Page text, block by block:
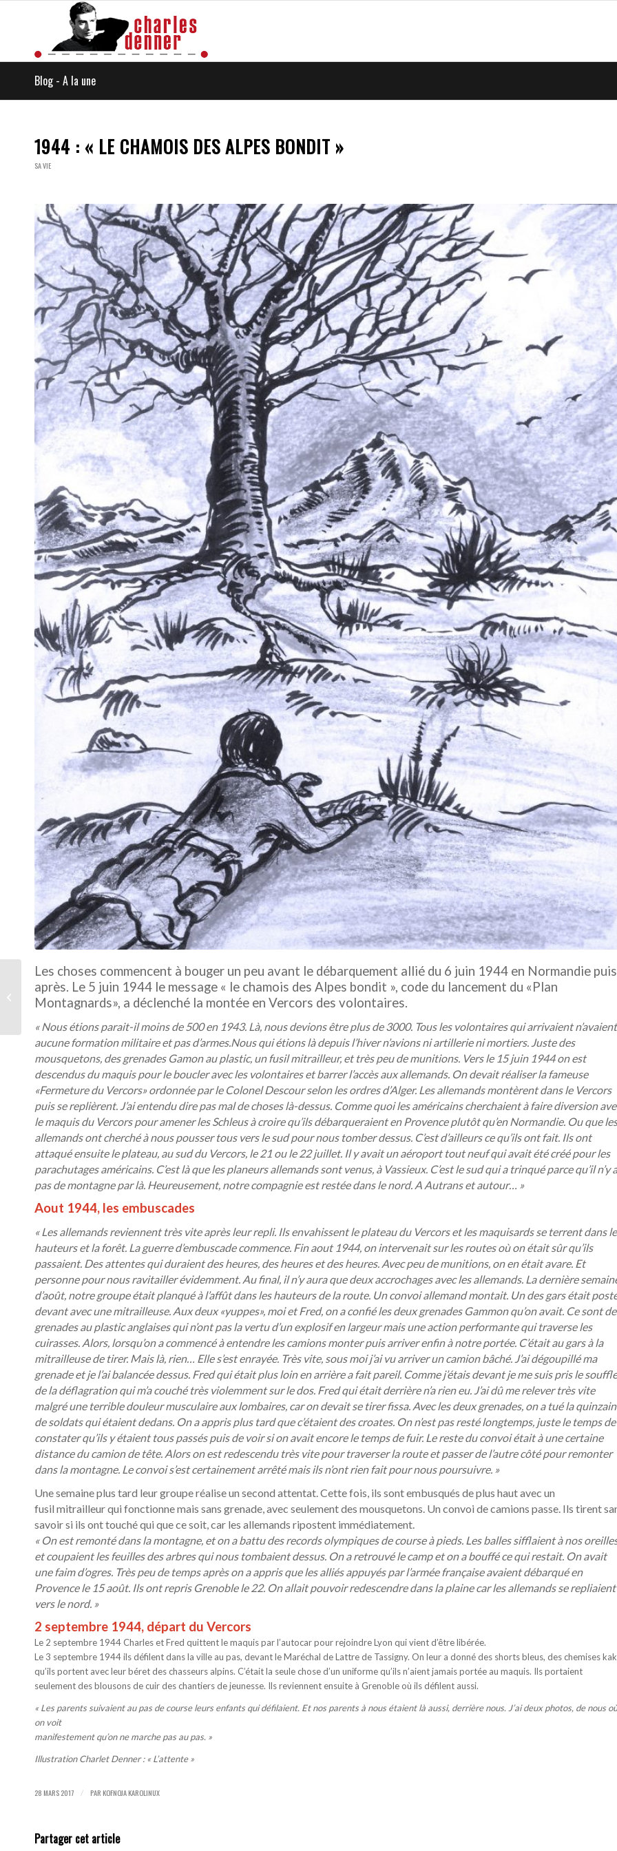
Blog - A la une
1944 : « LE CHAMOIS DES ALPES BONDIT »
SA VIE
Les choses commencent à bouger un peu avant le débarquement allié du 6 juin 1944 en Normandie puis
après. Le 5 juin 1944 le message « le chamois des Alpes bondit », code du lancement du «Plan
Montagnards», a déclenché la montée en Vercors des volontaires.
« Nous étions parait-il moins de 500 en 1943. Là, nous devions être plus de 3000. Tous les volontaires qui arrivaient n’avaient
aucune formation militaire et pas d’armes.Nous qui étions là depuis l’hiver n’avions ni artillerie ni mortiers. Juste des
mousquetons, des grenades Gamon au plastic, un fusil mitrailleur, et très peu de munitions. Vers le 15 juin 1944 on est
descendus du maquis pour le boucler avec les volontaires et barrer l’accès aux allemands. On devait réaliser la fameuse
«Fermeture du Vercors» ordonnée par le Colonel Descour selon les ordres d’Alger. Les allemands montèrent dans le Vercors
puis se replièrent. J’ai entendu dire pas mal de choses là-dessus. Comme quoi les américains cherchaient à faire diversion
le maquis du Vercors pour amener les Schleus à croire qu’ils débarqueraient en Provence plutôt qu’en Normandie. Ou que les
allemands ont cherché à nous pousser tous vers le sud pour nous tomber dessus. C’est d’ailleurs ce qu’ils ont fait. Ils ont
attaqué ensuite le plateau, au sud du Vercors, le 21 ou le 22 juillet. Il y avait un aéroport tout neuf qui avait été créé pour les
parachutages américains. C’est là que les planeurs allemands sont venus, à Vassieux. C’est le sud qui a trinqué parce qu’il n’y a
pas de montagne par là. Heureusement, notre compagnie est restée dans le nord. A Autrans et autour… »
Aout 1944, les embuscades
« Les allemands reviennent très vite après leur repli. Ils envahissent le plateau du Vercors et les maquisards se terrent dans
hauteurs et la forêt. La guerre d’embuscade commence. Fin aout 1944, on intervenait sur les routes où on était sûr qu’ils
passaient. Des attentes qui duraient des heures, des heures et des heures. Avec peu de munitions, on en était avare. Et
personne pour nous ravitailler évidemment. Au final, il n’y aura que deux accrochages avec les allemands. La dernière
d’août, notre groupe était planqué à l’affût dans les hauteurs de la route. Un convoi allemand montait. Un des gars était
devant avec une mitrailleuse. Aux deux «yuppes», moi et Fred, on a confié les deux grenades Gammon qu’on avait. Ce sont
grenades au plastic anglaises qui n’ont pas la vertu d’un explosif en largeur mais une action performante qui traverse les
cuirasses. Alors, lorsqu’on a commencé à entendre les camions monter puis arriver enfin à notre portée. C’était au gars à la
mitrailleuse de tirer. Mais là, rien… Elle s’est enrayée. Très vite, sous moi j’ai vu arriver un camion bâché. J’ai dégoupillé ma
grenade et je l’ai balancée dessus. Fred qui était plus loin en arrière a fait pareil. Comme j’étais devant je me suis pris le souffle
de la déflagration qui m’a couché très violemment sur le dos. Fred qui était derrière n’a rien eu. J’ai dû me relever très vite
malgré une terrible douleur musculaire aux lombaires, car on devait se tirer fissa. Avec les deux grenades, on a tué la
de soldats qui étaient dedans. On a appris plus tard que c’étaient des croates. On n’est pas resté longtemps, juste le temps de
constater qu’ils y étaient tous passés puis de voir si on avait encore le temps de fuir. Le reste du convoi était à une certaine
distance du camion de tête. Alors on est redescendu très vite pour traverser la route et passer de l’autre côté pour remonter
dans la montagne. Le convoi s’est certainement arrêté mais ils n’ont rien fait pour nous poursuivre. »
Une semaine plus tard leur groupe réalise un second attentat. Cette fois, ils sont embusqués de plus haut avec un
fusil mitrailleur qui fonctionne mais sans grenade, avec seulement des mousquetons. Un convoi de camions passe. Ils tirent
savoir si ils ont touché qui que ce soit, car les allemands ripostent immédiatement.
« On est remonté dans la montagne, et on a battu des records olympiques de course à pieds. Les balles sifflaient à nos
et coupaient les feuilles des arbres qui nous tombaient dessus. On a retrouvé le camp et on a bouffé ce qui restait. On avait
une faim d’ogres. Très peu de temps après on a appris que les alliés appuyés par l’armée française avaient débarqué en
Provence le 15 août. Ils ont repris Grenoble le 22. On allait pouvoir redescendre dans la plaine car les allemands se repliaient
vers le nord. »
2 septembre 1944, départ du Vercors
Le 2 septembre 1944 Charles et Fred quittent le maquis par l’autocar pour rejoindre Lyon qui vient d’être libérée.
Le 3 septembre 1944 ils défilent dans la ville au pas, devant le Maréchal de Lattre de Tassigny. On leur a donné des shorts bleus, des chemises
qu’ils portent avec leur béret des chasseurs alpins. C’était la seule chose d’un uniforme qu’ils n’aient jamais portée au maquis. Ils portaient
seulement des blousons de cuir des chantiers de jeunesse. Ils reviennent ensuite à Grenoble où ils défilent aussi.
« Les parents suivaient au pas de course leurs enfants qui défilaient. Et nos parents à nous étaient là aussi, derrière nous. J’ai deux photos, de nous où
on voit
manifestement qu’on ne marche pas au pas. »
Illustration Charlet Denner : « L’attente »
28 MARS 2017 / PAR KOFNOJA KAROLINUX
Partager cet article
1943 : montée au
maquis